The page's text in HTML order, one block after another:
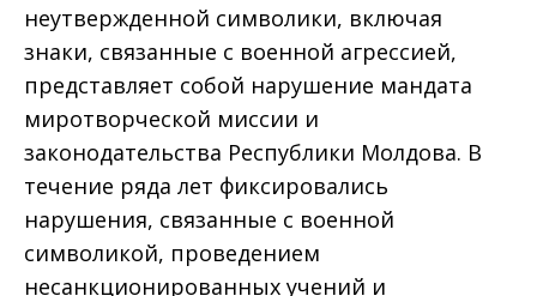
неутвержденной символики, включая
знаки, связанные с военной агрессией,
представляет собой нарушение мандата
миротворческой миссии и
законодательства Республики Молдова. В
течение ряда лет фиксировались
нарушения, связанные с военной
символикой, проведением
несанкционированных учений и